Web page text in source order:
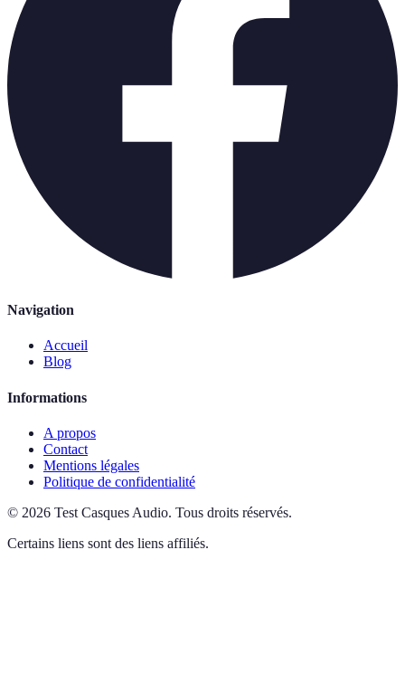
Navigation
Accueil
Blog
Informations
A propos
Contact
Mentions légales
Politique de confidentialité
© 2026 Test Casques Audio. Tous droits réservés.
Certains liens sont des liens affiliés.